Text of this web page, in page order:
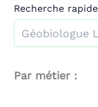
Recherche
Par métier :